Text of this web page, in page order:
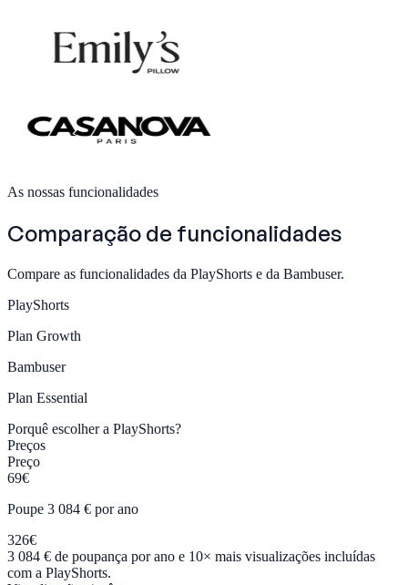
As nossas funcionalidades
Comparação de funcionalidades
Compare as funcionalidades da PlayShorts e da Bambuser.
PlayShorts
Plan Growth
Bambuser
Plan Essential
Porquê escolher a PlayShorts?
Preços
Preço
69€
Poupe 3 084 € por ano
326€
3 084 € de poupança por ano e 10× mais visualizações incluídas
com a PlayShorts.